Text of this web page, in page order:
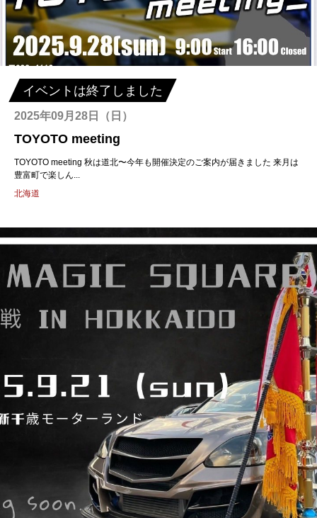
イベントは終了しました
2025年09月28日（日）
TOYOTO meeting
TOYOTO meeting 秋は道北〜今年も開催決定のご案内が届きました 来月は
豊富町で楽しん...
北海道